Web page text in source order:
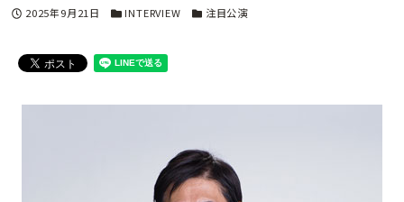
投稿日
2025年9月21日 カテゴリー
INTERVIEW カテゴリー
注目公演